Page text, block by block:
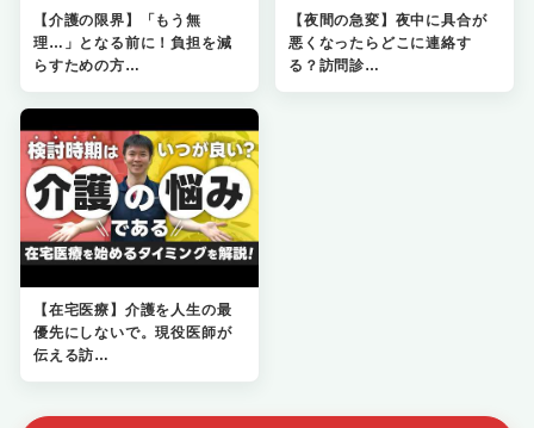
【介護の限界】「もう無
理…」となる前に！負担を減
らすための方…
【夜間の急変】夜中に具合が
悪くなったらどこに連絡す
る？訪問診…
【在宅医療】介護を人生の最
優先にしないで。現役医師が
伝える訪…